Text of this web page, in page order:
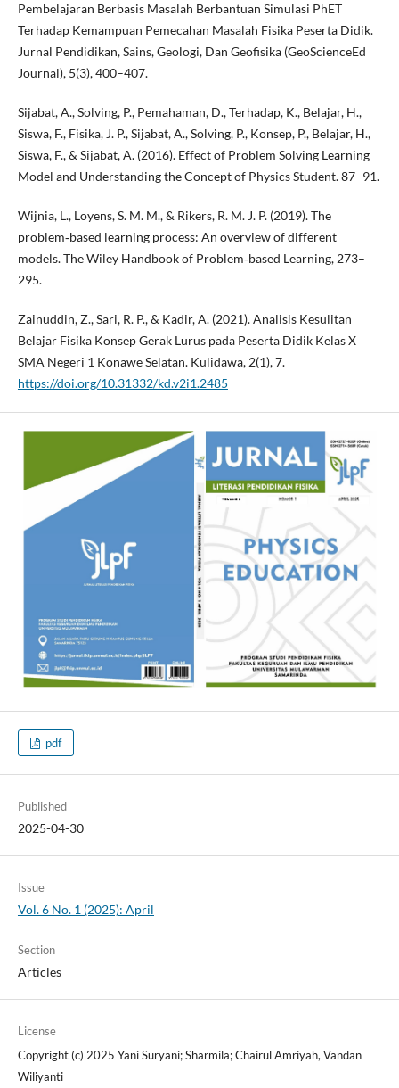
Pembelajaran Berbasis Masalah Berbantuan Simulasi PhET
Terhadap Kemampuan Pemecahan Masalah Fisika Peserta Didik.
Jurnal Pendidikan, Sains, Geologi, Dan Geofisika (GeoScienceEd
Journal), 5(3), 400–407.
Sijabat, A., Solving, P., Pemahaman, D., Terhadap, K., Belajar, H.,
Siswa, F., Fisika, J. P., Sijabat, A., Solving, P., Konsep, P., Belajar, H.,
Siswa, F., & Sijabat, A. (2016). Effect of Problem Solving Learning
Model and Understanding the Concept of Physics Student. 87–91.
Wijnia, L., Loyens, S. M. M., & Rikers, R. M. J. P. (2019). The
problem‐based learning process: An overview of different
models. The Wiley Handbook of Problem‐based Learning, 273–
295.
Zainuddin, Z., Sari, R. P., & Kadir, A. (2021). Analisis Kesulitan
Belajar Fisika Konsep Gerak Lurus pada Peserta Didik Kelas X
SMA Negeri 1 Konawe Selatan. Kulidawa, 2(1), 7.
https://doi.org/10.31332/kd.v2i1.2485
pdf
Published
2025-04-30
Issue
Vol. 6 No. 1 (2025): April
Section
Articles
License
Copyright (c) 2025 Yani Suryani; Sharmila; Chairul Amriyah, Vandan
Wiliyanti